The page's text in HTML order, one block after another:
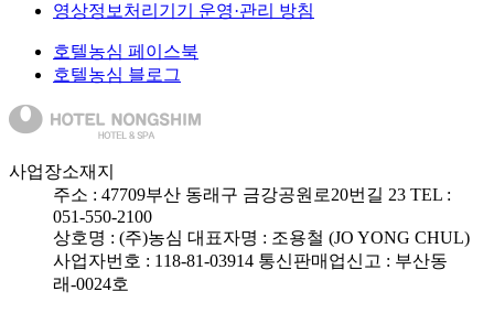
영상정보처리기기 운영·관리 방침
호텔농심 페이스북
호텔농심 블로그
사업장소재지
주소 : 47709부산 동래구 금강공원로20번길 23 TEL :
051-550-2100
상호명 : (주)농심 대표자명 : 조용철 (JO YONG CHUL)
사업자번호 : 118-81-03914 통신판매업신고 : 부산동
래-0024호